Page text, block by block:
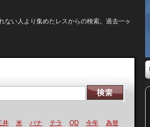
ない人より集めたレスからの検索。過去一ヶ
米 パナ テラ QD 今年 為替 決算